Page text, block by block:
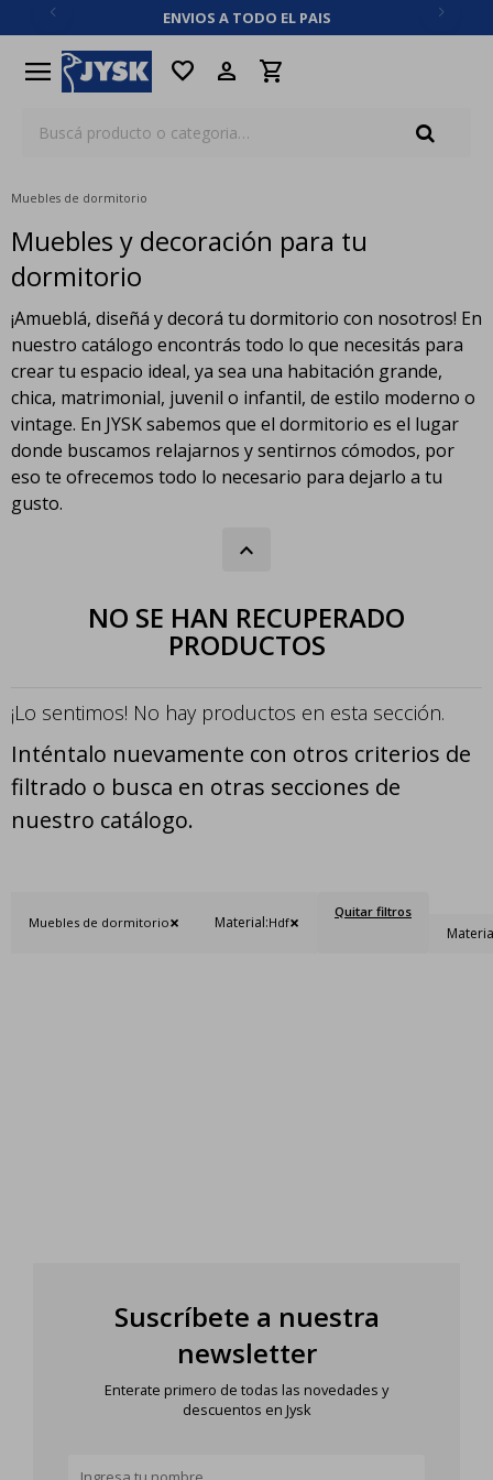
ENVIOS A TODO EL PAIS
menu favorite
Muebles de dormitorio
Muebles y decoración para tu
dormitorio
¡Amueblá, diseñá y decorá tu dormitorio con nosotros! En
nuestro catálogo encontrás todo lo que necesitás para
crear tu espacio ideal, ya sea una habitación grande,
chica, matrimonial, juvenil o infantil, de estilo moderno o
vintage. En JYSK sabemos que el dormitorio es el lugar
donde buscamos relajarnos y sentirnos cómodos, por
eso te ofrecemos todo lo necesario para dejarlo a tu
gusto.
NO SE HAN RECUPERADO
PRODUCTOS
¡Lo sentimos! No hay productos en esta sección.
Inténtalo nuevamente con otros criterios de
filtrado o busca en otras secciones de
nuestro catálogo.
Muebles de dormitorio Material:Hdf
Quitar filtros
Suscríbete a nuestra
newsletter
Enterate primero de todas las novedades y
descuentos en Jysk
close